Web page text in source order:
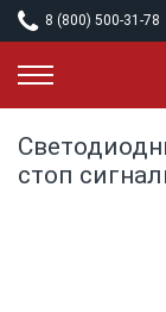
8 (800) 500-31-78
стоп